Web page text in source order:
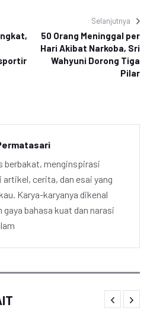
Selanjutnya
50 Orang Meninggal per
Hari Akibat Narkoba, Sri
Wahyuni Dorong Tiga
Pilar
berbakat, menginspirasi
artikel, cerita, dan esai yang
Karya-karyanya dikenal
gaya bahasa kuat dan narasi